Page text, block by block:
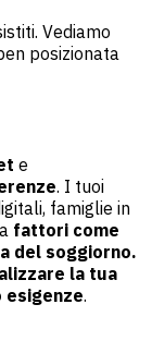
Vediamo
posizionata
e
. I tuoi
famiglie in
fattori come
del soggiorno.
la tua
.